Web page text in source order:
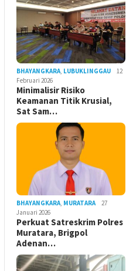
BHAYANGKARA, LUBUKLINGGAU
12
Februari 2026
Minimalisir Risiko
Keamanan Titik Krusial,
Sat Sam…
BHAYANGKARA, MURATARA
27
Januari 2026
Perkuat Satreskrim Polres
Muratara, Brigpol
Adenan…